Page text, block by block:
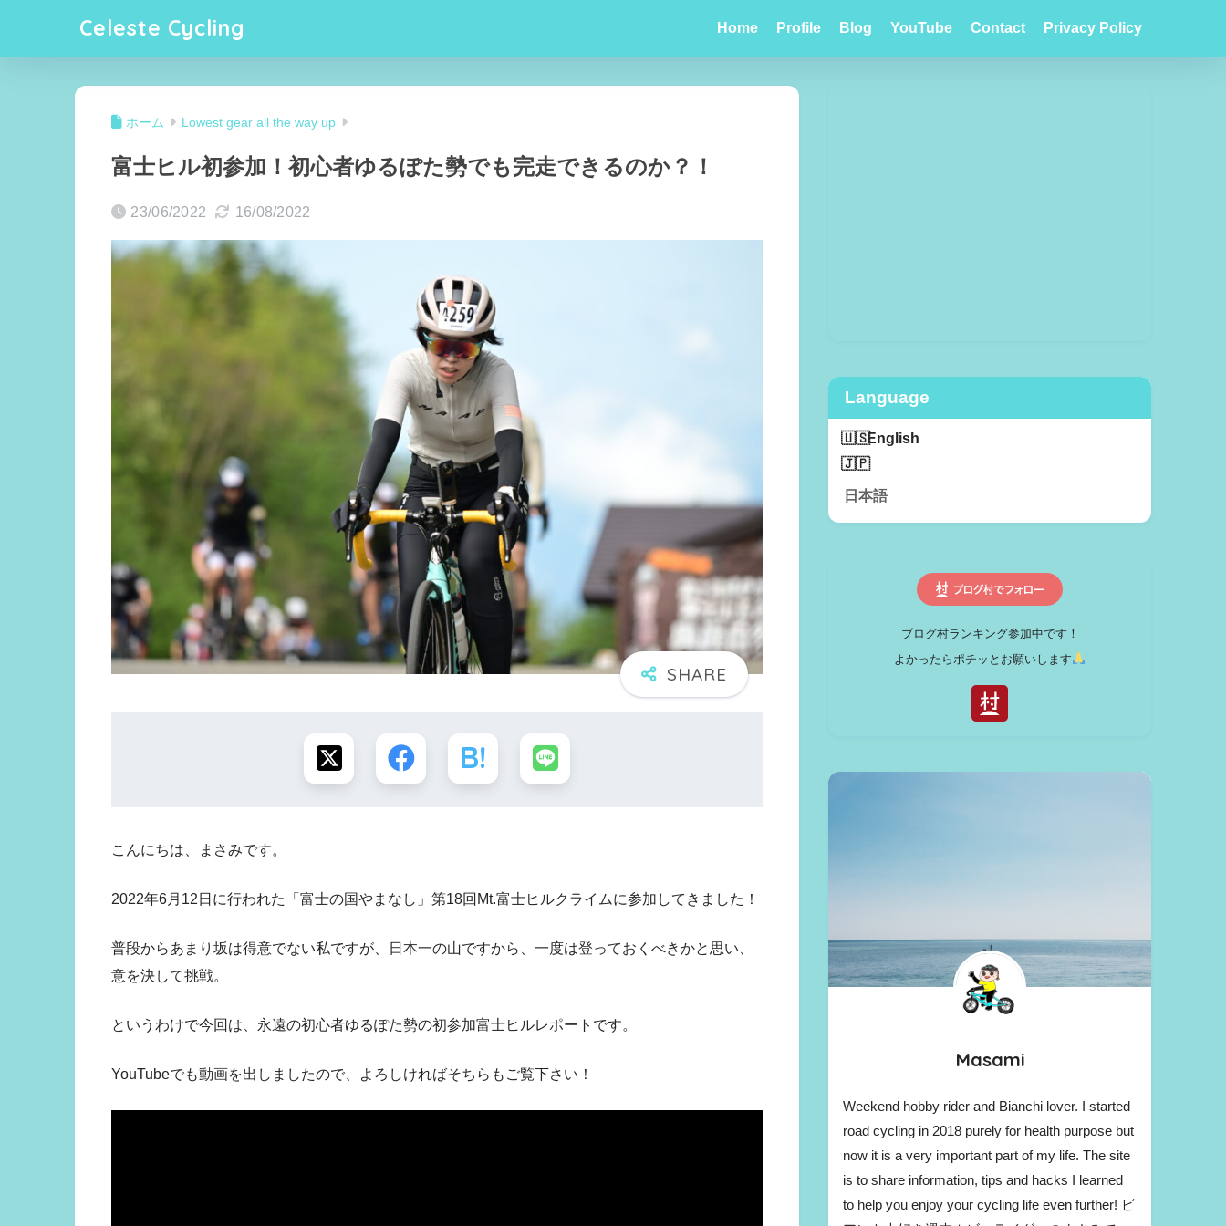
Celeste Cycling Home Profile Blog YouTube Contact Privacy Policy
ホーム Lowest gear all the way up
富士ヒル初参加！初心者ゆるぽた勢でも完走できるのか？！
23/06/2022 16/08/2022
こんにちは、まさみです。
2022年6月12日に行われた「富士の国やまなし」第18回Mt.富士ヒルクライムに参加してきました！
普段からあまり坂は得意でない私ですが、日本一の山ですから、一度は登っておくべきかと思い、
意を決して挑戦。
というわけで今回は、永遠の初心者ゆるぽた勢の初参加富士ヒルレポートです。
YouTubeでも動画を出しましたので、よろしければそちらもご覧下さい！
Language
English
日本語
ブログ村ランキング参加中です！
よかったらポチッとお願いします
Masami
Weekend hobby rider and Bianchi lover. I started
road cycling in 2018 purely for health purpose but
now it is a very important part of my life. The site
is to share information, tips and hacks I learned
to help you enjoy your cycling life even further! ビ